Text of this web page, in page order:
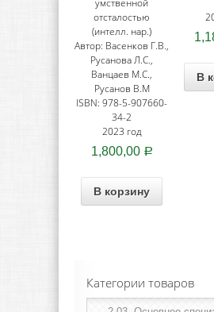
умственной
отсталостью
(интелл. нар.)
Автор: Васенков Г.В.,
Русанова Л.С.,
Ванцаев М.С.,
Русанов В.М
ISBN: 978-5-907660-
34-2
2023 год
1,800,00 Р
В корзину
В
Категории товаров